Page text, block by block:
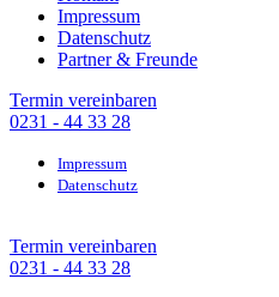
Impressum
Datenschutz
Partner & Freunde
Termin vereinbaren
0231 - 44 33 28
Impressum
Datenschutz
Termin vereinbaren
0231 - 44 33 28